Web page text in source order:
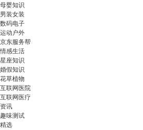
母婴知识
男装女装
数码电子
运动户外
京东服务帮
情感生活
星座知识
婚假知识
花草植物
互联网医院
互联网医疗
资讯
趣味测试
精选